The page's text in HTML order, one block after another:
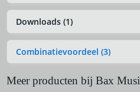
Downloads (1)
Combinatievoordeel (3)
Meer producten bij Bax